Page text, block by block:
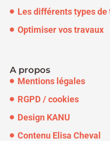
Les différents types de
Optimiser vos travaux
A propos
Mentions légales
RGPD / cookies
Design KANU
Contenu Elisa Cheval